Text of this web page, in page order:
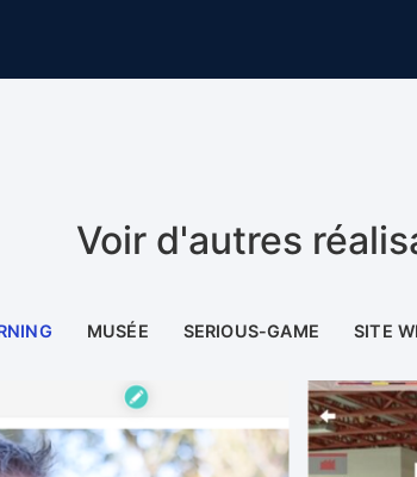
Voir d'autres
MUSÉE SERIOUS-GAME SITE